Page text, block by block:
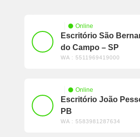
Escritório São
do Campo – SP
Online
WA : 5511969419000
Escritório João
PB
Online
WA : 5583981287634